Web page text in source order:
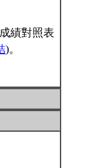
績對照表
)。